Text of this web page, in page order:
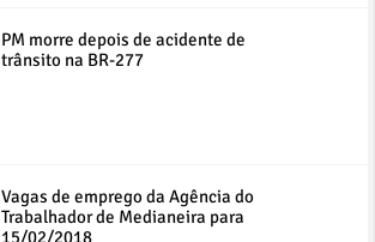
PM morre depois de acidente de
trânsito na BR-277
Vagas de emprego da Agência do
Trabalhador de Medianeira para
15/02/2018